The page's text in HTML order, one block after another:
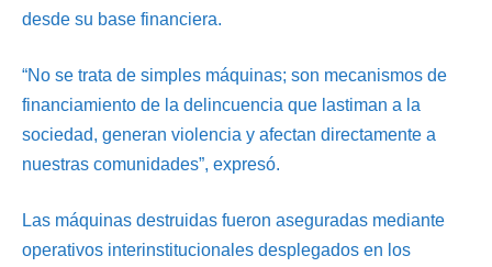
desde su base financiera.
“No se trata de simples máquinas; son mecanismos de
financiamiento de la delincuencia que lastiman a la
sociedad, generan violencia y afectan directamente a
nuestras comunidades”, expresó.
Las máquinas destruidas fueron aseguradas mediante
operativos interinstitucionales desplegados en los